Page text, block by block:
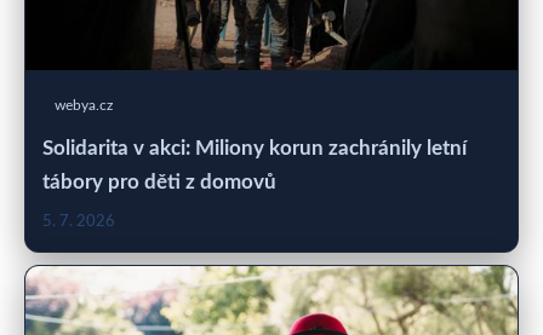
webya.cz
Solidarita v akci: Miliony korun zachránily letní
tábory pro děti z domovů
5. 7. 2026